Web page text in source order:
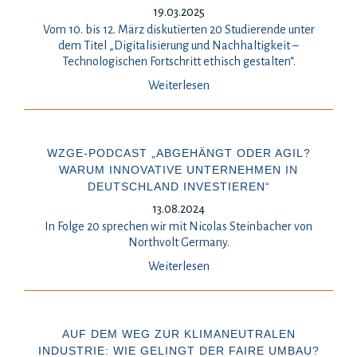
19.03.2025
Vom 10. bis 12. März diskutierten 20 Studierende unter
dem Titel „Digitalisierung und Nachhaltigkeit –
Technologischen Fortschritt ethisch gestalten“.
Weiterlesen
WZGE-PODCAST „ABGEHÄNGT ODER AGIL?
WARUM INNOVATIVE UNTERNEHMEN IN
DEUTSCHLAND INVESTIEREN“
13.08.2024
In Folge 20 sprechen wir mit Nicolas Steinbacher von
Northvolt Germany.
Weiterlesen
AUF DEM WEG ZUR KLIMANEUTRALEN
INDUSTRIE: WIE GELINGT DER FAIRE UMBAU?